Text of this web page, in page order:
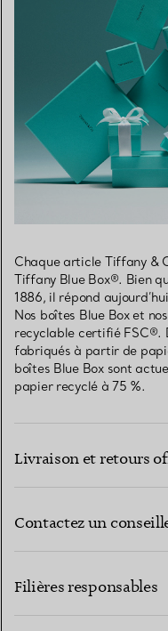
Chaque article Tiffany &
Tiffany Blue Box®. Bien
1886, il répond
Nos boîtes Blue Box et
recyclable certifié FSC®.
fabriqués à partir de
boîtes Blue Box sont
papier recyclé à 75 %.
Livraison et retours
Contactez un
Filières responsables